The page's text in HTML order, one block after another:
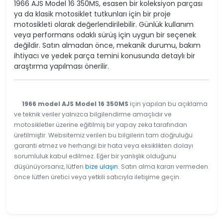
1966 AJS Model 16 350MS, esasen bir koleksiyon parçası
ya da klasik motosiklet tutkunları için bir proje
motosikleti olarak değerlendirilebilir. Günlük kullanım
veya performans odaklı sürüş için uygun bir seçenek
değildir. Satın almadan önce, mekanik durumu, bakım
ihtiyacı ve yedek parça temini konusunda detaylı bir
araştırma yapılması önerilir.
1966 model AJS Model 16 350MS için yapılan bu açıklama
ve teknik veriler yalnızca bilgilendirme amaçlıdır ve
motosikletler üzerine eğitilmiş bir yapay zeka tarafından
üretilmiştir. Websitemiz verilen bu bilgilerin tam doğruluğu
garanti etmez ve herhangi bir hata veya eksiklikten dolayı
sorumluluk kabul edilmez. Eğer bir yanlışlık olduğunu
düşünüyorsanız, lütfen bize ulaşın. Satın alma kararı vermeden
önce lütfen üretici veya yetkili satıcıyla iletişime geçin.